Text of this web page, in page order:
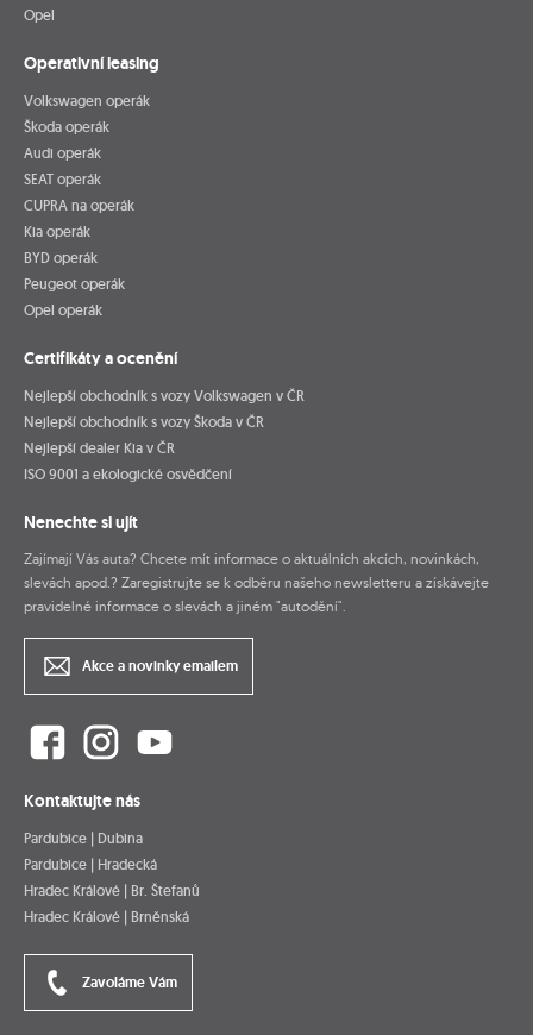
Opel
Operativní leasing
Volkswagen operák
Škoda operák
Audi operák
SEAT operák
CUPRA na operák
Kia operák
BYD operák
Peugeot operák
Opel operák
Certifikáty a ocenění
Nejlepší obchodník s vozy Volkswagen v ČR
Nejlepší obchodník s vozy Škoda v ČR
Nejlepší dealer Kia v ČR
ISO 9001 a ekologické osvědčení
Nenechte si ujít
Zajímají Vás auta? Chcete mít informace o aktuálních akcích, novinkách,
slevách apod.? Zaregistrujte se k odběru našeho newsletteru a získávejte
pravidelné informace o slevách a jiném "autodění".
Akce a novinky emailem
Kontaktujte nás
Pardubice | Dubina
Pardubice | Hradecká
Hradec Králové | Br. Štefanů
Hradec Králové | Brněnská
Zavoláme Vám